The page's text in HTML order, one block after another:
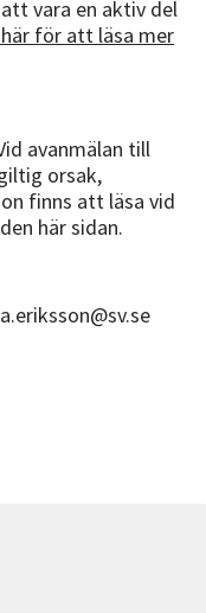
vara en aktiv del
för att läsa mer
avanmälan till
orsak,
finns att läsa vid
här sidan.